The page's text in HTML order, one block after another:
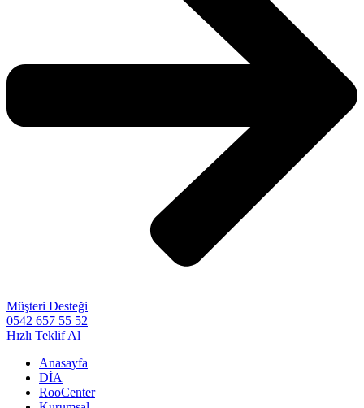
Müşteri Desteği
0542 657 55 52
Hızlı Teklif Al
Anasayfa
DİA
RooCenter